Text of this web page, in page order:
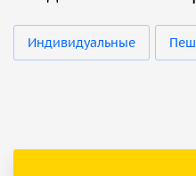
Индивидуальные